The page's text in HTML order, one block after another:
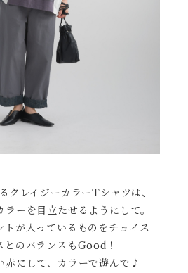
クレイジーカラーTシャツは、
ーを目立たせるようにして。
トが入っているものをチョイス
とのバランスもGood！
赤にして、カラーで遊んで♪